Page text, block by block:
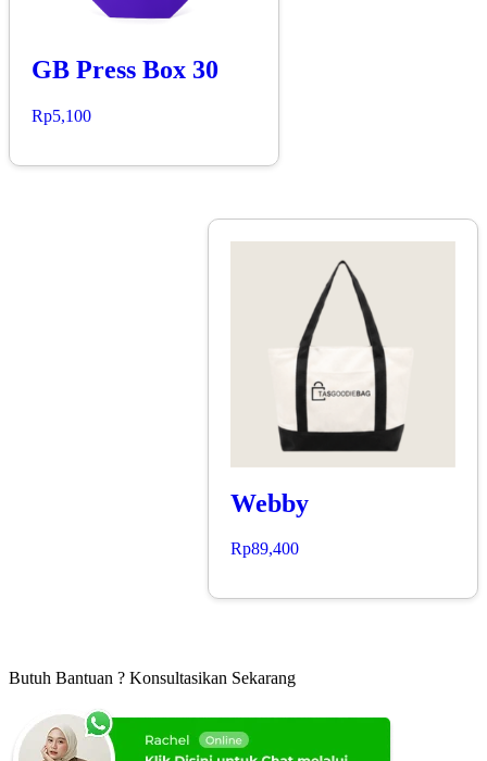
GB Press Box 30
Rp5,100
Webby
Rp89,400
Butuh Bantuan ? Konsultasikan Sekarang